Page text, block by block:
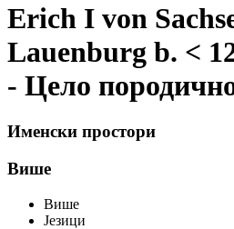
Erich I von
Lauenburg b. <
- Цело
Именски простори
Више
Више
Језици